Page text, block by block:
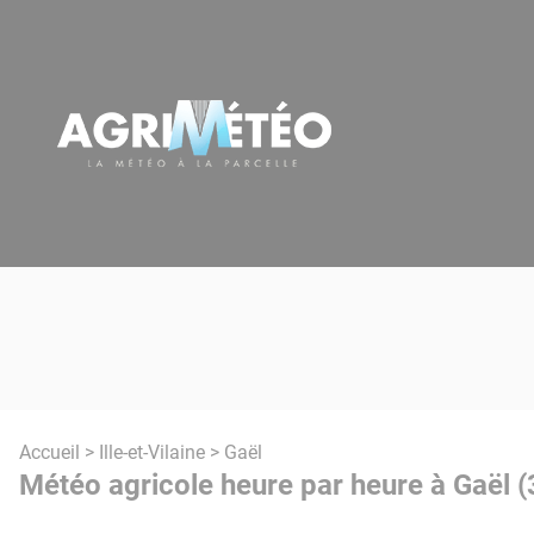
Accueil > Ille-et-Vilaine > Gaël
Météo agricole heure par heure à Gaël